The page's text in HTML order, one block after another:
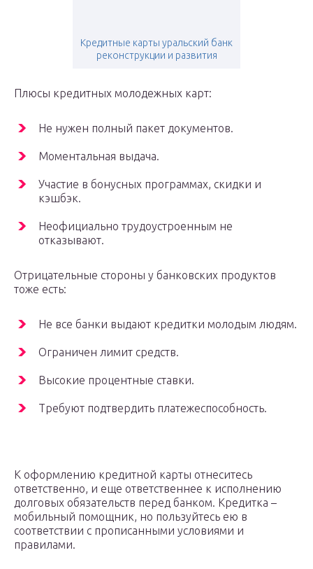
Кредитные карты уральский банк
реконструкции и развития
Плюсы кредитных молодежных карт:
Не нужен полный пакет документов.
Моментальная выдача.
Участие в бонусных программах, скидки и
кэшбэк.
Неофициально трудоустроенным не
отказывают.
Отрицательные стороны у банковских продуктов
тоже есть:
Не все банки выдают кредитки молодым людям.
Ограничен лимит средств.
Высокие процентные ставки.
Требуют подтвердить платежеспособность.
К оформлению кредитной карты отнеситесь
ответственно, и еще ответственнее к исполнению
долговых обязательств перед банком. Кредитка –
мобильный помощник, но пользуйтесь ею в
соответствии с прописанными условиями и
правилами.